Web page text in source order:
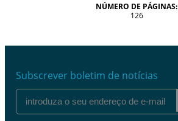
NÚMERO DE PÁGINAS:
126
Subscrever boletim de notícias